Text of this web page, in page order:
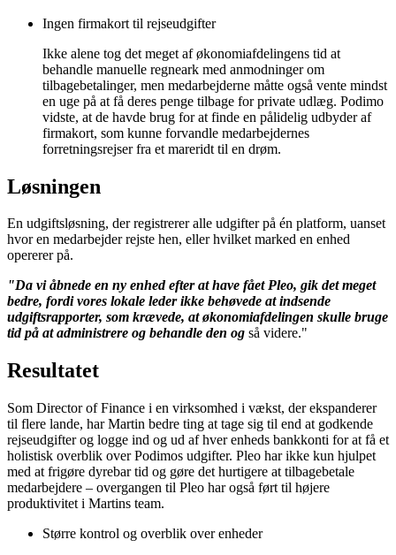
Ingen firmakort til rejseudgifter
Ikke alene tog det meget af økonomiafdelingens tid at
behandle manuelle regneark med anmodninger om
tilbagebetalinger, men medarbejderne måtte også vente mindst
en uge på at få deres penge tilbage for private udlæg. Podimo
vidste, at de havde brug for at finde en pålidelig udbyder af
firmakort, som kunne forvandle medarbejdernes
forretningsrejser fra et mareridt til en drøm.
Løsningen
En udgiftsløsning, der registrerer alle udgifter på én platform, uanset
hvor en medarbejder rejste hen, eller hvilket marked en enhed
opererer på.
"Da vi åbnede en ny enhed efter at have fået Pleo, gik det meget
bedre, fordi vores lokale leder ikke behøvede at indsende
udgiftsrapporter, som krævede, at økonomiafdelingen skulle bruge
tid på at administrere og behandle den og så videre."
Resultatet
Som Director of Finance i en virksomhed i vækst, der ekspanderer
til flere lande, har Martin bedre ting at tage sig til end at godkende
rejseudgifter og logge ind og ud af hver enheds bankkonti for at få et
holistisk overblik over Podimos udgifter. Pleo har ikke kun hjulpet
med at frigøre dyrebar tid og gøre det hurtigere at tilbagebetale
medarbejdere – overgangen til Pleo har også ført til højere
produktivitet i Martins team.
Større kontrol og overblik over enheder